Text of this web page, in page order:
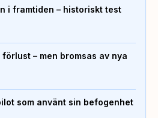
i framtiden – historiskt test
– men bromsas av nya
som använt sin befogenhet